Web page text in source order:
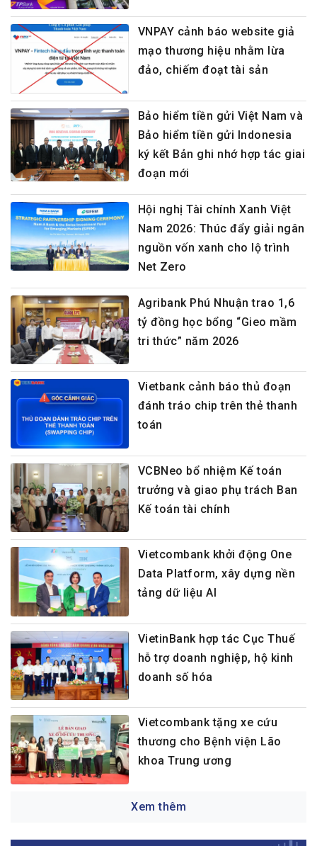
VNPAY cảnh báo website giả
mạo thương hiệu nhằm lừa
đảo, chiếm đoạt tài sản
Bảo hiểm tiền gửi Việt Nam và
Bảo hiểm tiền gửi Indonesia
ký kết Bản ghi nhớ hợp tác giai
đoạn mới
Hội nghị Tài chính Xanh Việt
Nam 2026: Thúc đẩy giải ngân
nguồn vốn xanh cho lộ trình
Net Zero
Agribank Phú Nhuận trao 1,6
tỷ đồng học bổng “Gieo mầm
tri thức” năm 2026
Vietbank cảnh báo thủ đoạn
đánh tráo chip trên thẻ thanh
toán
VCBNeo bổ nhiệm Kế toán
trưởng và giao phụ trách Ban
Kế toán tài chính
Vietcombank khởi động One
Data Platform, xây dựng nền
tảng dữ liệu AI
VietinBank hợp tác Cục Thuế
hỗ trợ doanh nghiệp, hộ kinh
doanh số hóa
Vietcombank tặng xe cứu
thương cho Bệnh viện Lão
khoa Trung ương
Xem thêm